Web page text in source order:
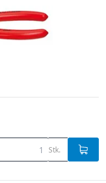
Stk.